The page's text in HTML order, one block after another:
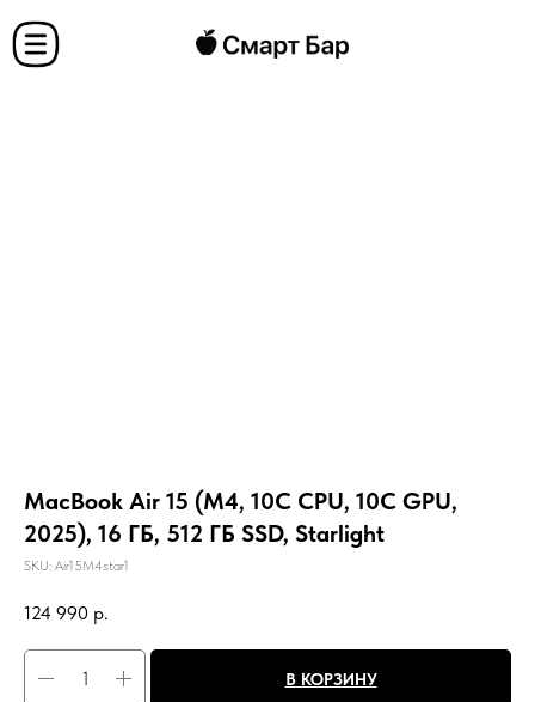
MacBook Air 15 (M4, 10C CPU, 10C GPU,
2025), 16 ГБ, 512 ГБ SSD, Starlight
SKU: Air15M4star1
124 990 р.
В КОРЗИНУ